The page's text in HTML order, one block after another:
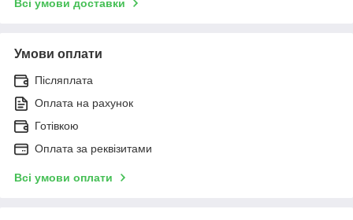
Всі умови доставки
Умови оплати
Післяплата
Оплата на рахунок
Готівкою
Оплата за реквізитами
Всі умови оплати